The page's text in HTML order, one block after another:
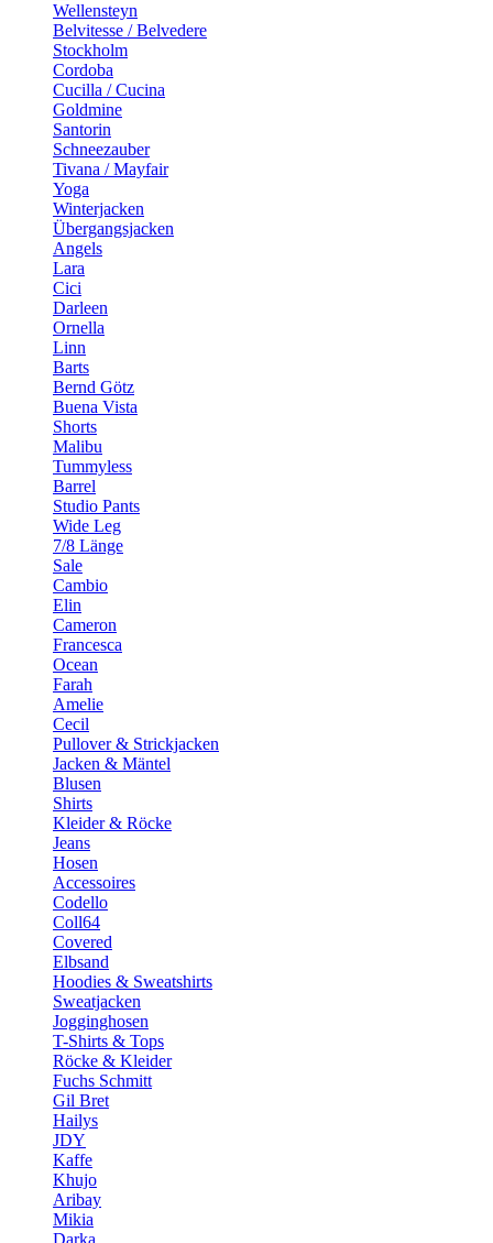
Wellensteyn
Belvitesse / Belvedere
Stockholm
Cordoba
Cucilla / Cucina
Goldmine
Santorin
Schneezauber
Tivana / Mayfair
Yoga
Winterjacken
Übergangsjacken
Angels
Lara
Cici
Darleen
Ornella
Linn
Barts
Bernd Götz
Buena Vista
Shorts
Malibu
Tummyless
Barrel
Studio Pants
Wide Leg
7/8 Länge
Sale
Cambio
Elin
Cameron
Francesca
Ocean
Farah
Amelie
Cecil
Pullover & Strickjacken
Jacken & Mäntel
Blusen
Shirts
Kleider & Röcke
Jeans
Hosen
Accessoires
Codello
Coll64
Covered
Elbsand
Hoodies & Sweatshirts
Sweatjacken
Jogginghosen
T-Shirts & Tops
Röcke & Kleider
Fuchs Schmitt
Gil Bret
Hailys
JDY
Kaffe
Khujo
Aribay
Mikia
Darka